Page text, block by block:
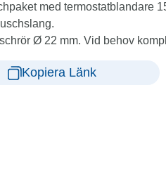
med termostatblandare
Ø 22 mm. Vid behov
Kopiera Länk